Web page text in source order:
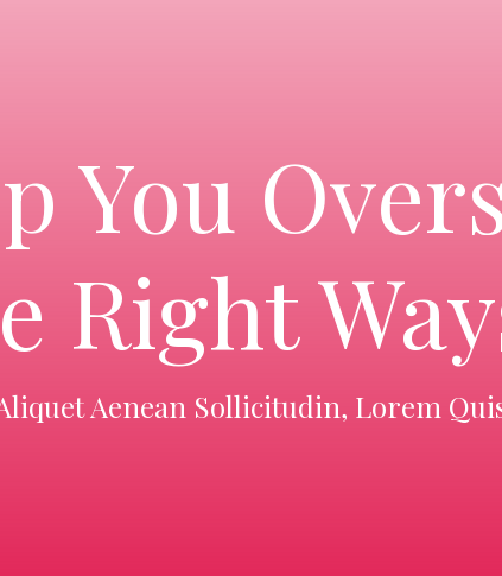
You
Right
Aenean Sollicitudin, Lorem